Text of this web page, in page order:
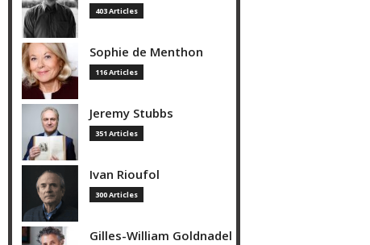
403 Articles
Sophie de Menthon
116 Articles
Jeremy Stubbs
351 Articles
Ivan Rioufol
300 Articles
Gilles-William Goldnadel